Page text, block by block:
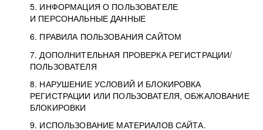
5. ИНФОРМАЦИЯ О ПОЛЬЗОВАТЕЛЕ
И ПЕРСОНАЛЬНЫЕ ДАННЫЕ
6. ПРАВИЛА ПОЛЬЗОВАНИЯ САЙТОМ
7. ДОПОЛНИТЕЛЬНАЯ ПРОВЕРКА РЕГИСТРАЦИИ/
ПОЛЬЗОВАТЕЛЯ
8. НАРУШЕНИЕ УСЛОВИЙ И БЛОКИРОВКА
РЕГИСТРАЦИИ ИЛИ ПОЛЬЗОВАТЕЛЯ, ОБЖАЛОВАНИЕ
БЛОКИРОВКИ
9. ИСПОЛЬЗОВАНИЕ МАТЕРИАЛОВ САЙТА.